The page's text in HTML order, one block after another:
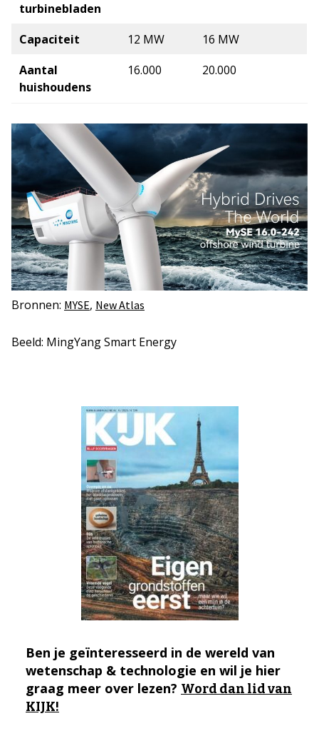
turbinebladen
Capaciteit
12 MW
16 MW
Aantal
huishoudens
16.000 20.000
Bronnen: MYSE, New Atlas
Beeld: MingYang Smart Energy
Ben je geïnteresseerd in de wereld van
wetenschap & technologie en wil je hier
graag meer over lezen? Word dan lid van
KIJK!